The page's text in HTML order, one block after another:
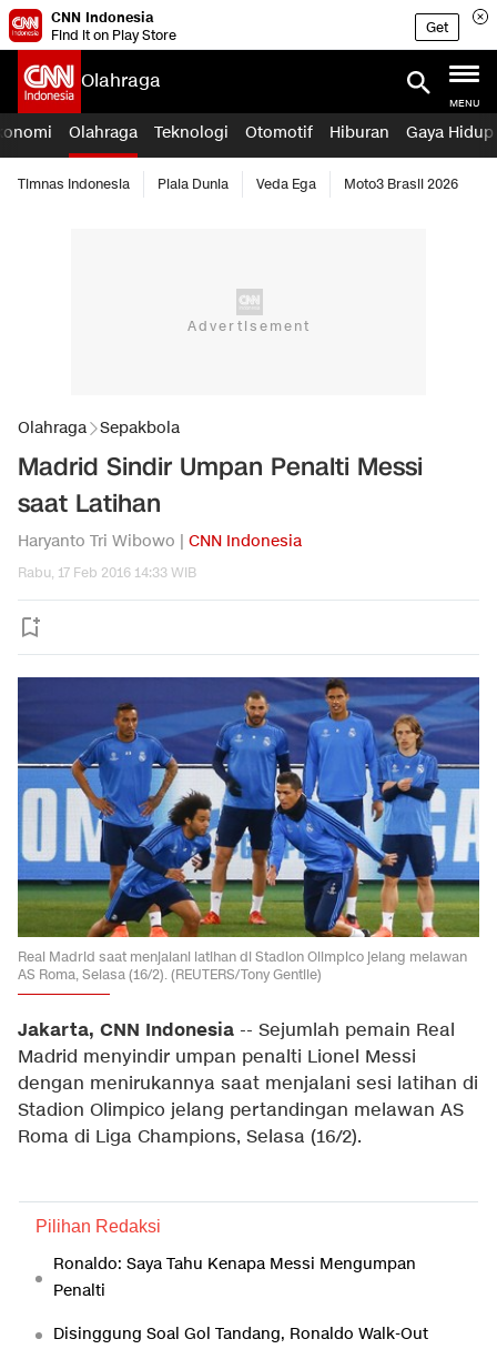
CNN Indonesia
Find it on Play Store
Get
Olahraga
MENU
Olahraga Teknologi Otomotif Hiburan Gaya Hidup
Timnas Indonesia Piala Dunia Veda Ega Moto3 Brasil 2026
Olahraga Sepakbola
Madrid Sindir Umpan Penalti Messi
saat Latihan
Haryanto Tri Wibowo | CNN Indonesia
Rabu, 17 Feb 2016 14:33 WIB
Real Madrid saat menjalani latihan di Stadion Olimpico jelang melawan
AS Roma, Selasa (16/2). (REUTERS/Tony Gentile)
Jakarta, CNN Indonesia -- Sejumlah pemain Real
Madrid menyindir umpan penalti Lionel Messi
dengan menirukannya saat menjalani sesi latihan di
Stadion Olimpico jelang pertandingan melawan AS
Roma di Liga Champions, Selasa (16/2).
Pilihan Redaksi
Ronaldo: Saya Tahu Kenapa Messi Mengumpan
Penalti
Disinggung Soal Gol Tandang, Ronaldo Walk-Out